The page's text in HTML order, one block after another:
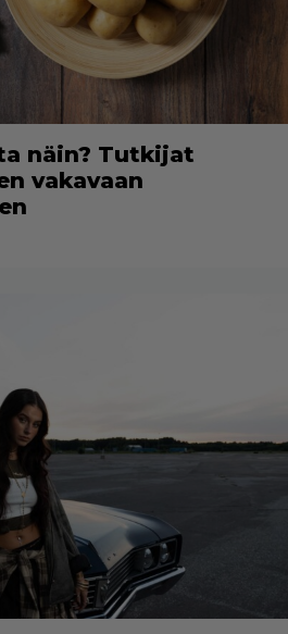
näin? Tutkijat
vakavaan